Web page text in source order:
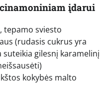
įdarui
tepamo sviesto
(rudasis cukrus yra
suteikia gilesnį karamelinį
kokybės malto